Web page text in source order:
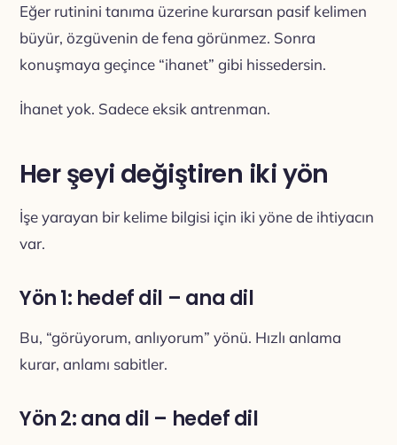
Eğer rutinini tanıma üzerine kurarsan pasif kelimen
büyür, özgüvenin de fena görünmez. Sonra
konuşmaya geçince “ihanet” gibi hissedersin.
İhanet yok. Sadece eksik antrenman.
Her şeyi değiştiren iki yön
İşe yarayan bir kelime bilgisi için iki yöne de ihtiyacın
var.
Yön 1: hedef dil – ana dil
Bu, “görüyorum, anlıyorum” yönü. Hızlı anlama
kurar, anlamı sabitler.
Yön 2: ana dil – hedef dil